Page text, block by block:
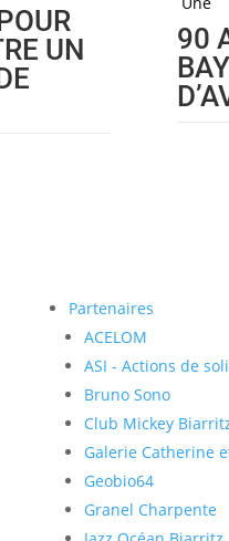
UN
90
Partenaires
ACELOM
ASI - Actions de
Bruno Sono
Club Mickey
Galerie Catherine
Geobio64
Granel Charpente